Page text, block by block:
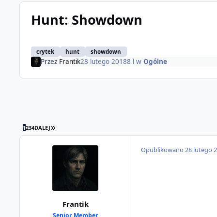
Hunt: Showdown
crytek hunt showdown
Przez Frantik28 lutego 20188 lwOgólne
1234DALEJ OSTATNIA STRONA
Frantik
Opublikowano28 lutego